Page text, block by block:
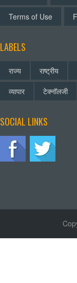
Terms of Use
LABELS
राज्य राष्ट्रीय
व्यापार
टेक्नॉलजी
SOCIAL LINKS